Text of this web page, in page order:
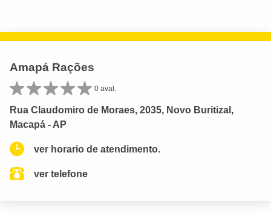
Amapá Rações
0 aval.
Rua Claudomiro de Moraes, 2035, Novo Buritizal,
Macapá - AP
ver horario de atendimento.
ver telefone